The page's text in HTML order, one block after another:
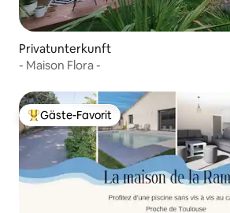
Privatunterkunft
- Maison Flora -
Beliebter Gäste-Favorit.
Gäste-Favorit